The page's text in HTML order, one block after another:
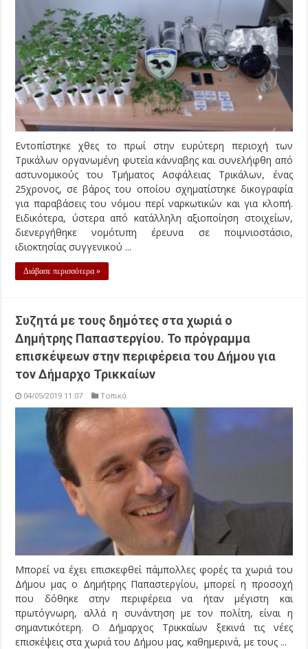
Εντοπίστηκε χθες το πρωί στην ευρύτερη περιοχή των
Τρικάλων οργανωμένη φυτεία κάνναβης και συνελήφθη από
αστυνομικούς του Τμήματος Ασφάλειας Τρικάλων, ένας
25χρονος, σε βάρος του οποίου σχηματίστηκε δικογραφία
για παραβάσεις του νόμου περί ναρκωτικών και για κλοπή.
Ειδικότερα, ύστερα από κατάλληλη αξιοποίηση στοιχείων,
διενεργήθηκε νομότυπη έρευνα σε ποιμνιοστάσιο,
ιδιοκτησίας συγγενικού ...
Διάβασε περισσότερα »
Συζητά με τους δημότες στα χωριά ο
Δημήτρης Παπαστεργίου. Το πρόγραμμα
επισκέψεων στην περιφέρεια του Δήμου για
τον Δήμαρχο Τρικκαίων
04/05/2019 11:07 Τοπικά
Μπορεί να έχει επισκεφθεί πάμπολλες φορές τα χωριά του
Δήμου μας ο Δημήτρης Παπαστεργίου, μπορεί η προσοχή
που δόθηκε στην περιφέρεια να ήταν μέγιστη και
πρωτόγνωρη, αλλά η συνάντηση με τον πολίτη, είναι η
σημαντικότερη. Ο Δήμαρχος Τρικκαίων ξεκινά τις νέες
επισκέψεις στα χωριά του Δήμου μας, καθημερινά, με τους ...